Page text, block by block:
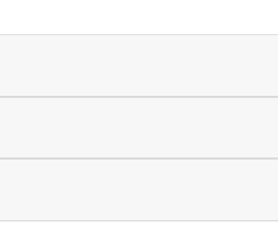
zulassen